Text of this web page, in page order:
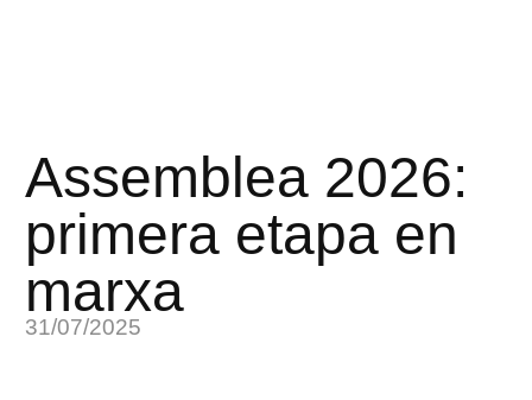
Assemblea 2026:
primera etapa en
marxa
31/07/2025